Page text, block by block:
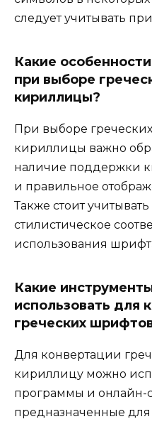
следует учитывать
Какие
при выборе
кириллицы?
При выборе
кириллицы важно
наличие поддержки
и правильное
Также стоит
стилистическое
использования
Какие
использовать для
греческих
Для конвертации
кириллицу можно
программы и онлайн-
предназначенные